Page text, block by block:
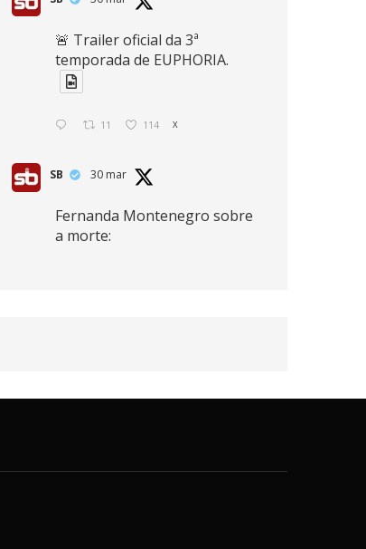
🚨 Trailer oficial da 3ª
temporada de EUPHORIA.
11 114 X
SB 30 mar
Fernanda Montenegro sobre
a morte:
SB 30 mar